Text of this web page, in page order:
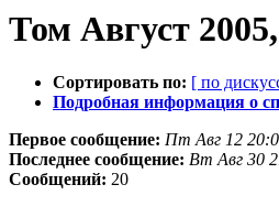
Том Август
Сортировать по: [ по
Подробная информация о
Первое сообщение: Пт Авг 12
Последнее сообщение: Вт Авг 30
Сообщений: 20